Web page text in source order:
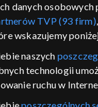
,
TVP
zgody pomoc
TVP (93 firm)
wskazujemy
naszych
technologii
ruchu w